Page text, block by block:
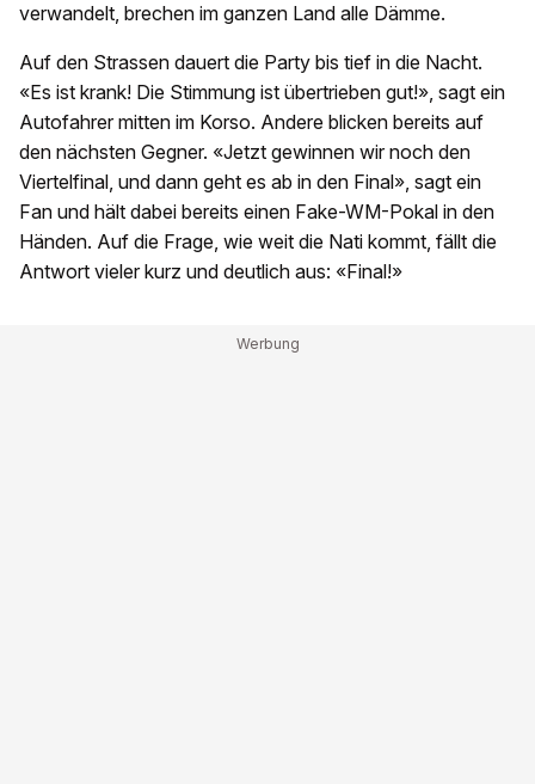
verwandelt, brechen im ganzen Land alle Dämme.
Auf den Strassen dauert die Party bis tief in die Nacht.
«Es ist krank! Die Stimmung ist übertrieben gut!», sagt ein
Autofahrer mitten im Korso. Andere blicken bereits auf
den nächsten Gegner. «Jetzt gewinnen wir noch den
Viertelfinal, und dann geht es ab in den Final», sagt ein
Fan und hält dabei bereits einen Fake-WM-Pokal in den
Händen. Auf die Frage, wie weit die Nati kommt, fällt die
Antwort vieler kurz und deutlich aus: «Final!»